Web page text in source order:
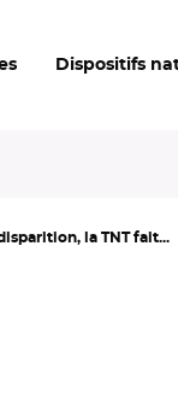
Dispositifs
la TNT fait...